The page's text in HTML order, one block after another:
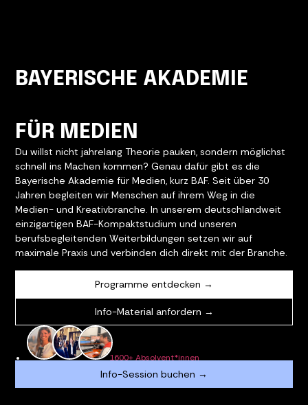
BAYERISCHE AKADEMIE
FÜR MEDIEN
Du willst nicht jahrelang Theorie pauken, sondern möglichst
schnell ins Machen kommen? Genau dafür gibt es die
Bayerische Akademie für Medien, kurz BAF. Seit über 30
Jahren begleiten wir Menschen auf ihrem Weg in die
Medien- und Kreativbranche. In unserem deutschlandweit
einzigartigen BAF-Kompaktstudium und unseren
berufsbegleitenden Weiterbildungen setzen wir auf
maximale Praxis und verbinden dich direkt mit der Branche.
Programme entdecken →
Info-Material anfordern →
1600+ Absolvent*innen
Info-Session buchen →